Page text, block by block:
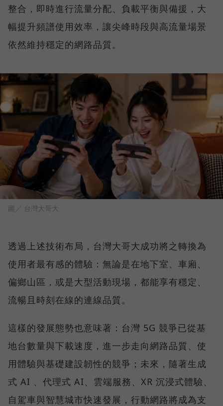
整合，即時進行流量分配、負載平衡與備援，大
幅提升頻譜使用效率，讓尖峰時段與高流量場景
依然維持穩定的網路品質。
圖／ 台灣大哥大
透過上述技術布局，台灣大哥大成功將之轉換為
使用者最有感的體驗：無論是在地下室、車廂、
偏鄉山區，或是大型活動現場，都能享有穩定、
流暢且時刻在線的連線品質。
這樣的發展態勢也意味著：台灣 5G 競爭已從基
地台數量與下載速度，進一步走向網路品質、使
用體驗與基礎建設韌性的競爭；未來，隨著生成
式 AI 、代理式 AI、雲端服務、XR 沉浸式體驗、
自駕車與智慧城市快速發展，行動網路將成為支